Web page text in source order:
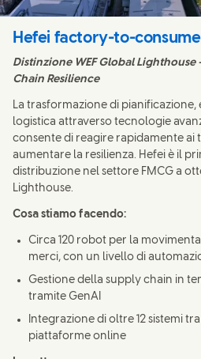
Hefei factory-to-
Distinzione WEF Global Lighthouse
Chain Resilience
La trasformazione di pianificazione,
logistica attraverso tecnologie
consente di reagire rapidamente ai
aumentare la resilienza. Hefei è il
distribuzione nel settore FMCG a
Lighthouse.
Cosa stiamo facendo:
Circa 120 robot per la
merci, con un livello di
Gestione della supply chain in
tramite GenAI
Integrazione di oltre 12 sistemi
piattaforme online